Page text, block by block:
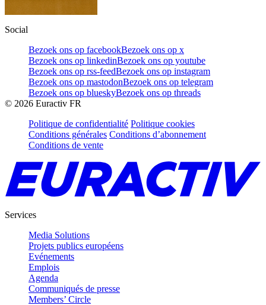
Social
Bezoek ons op facebookBezoek ons op x
Bezoek ons op linkedinBezoek ons op youtube
Bezoek ons op rss-feedBezoek ons op instagram
Bezoek ons op mastodonBezoek ons op telegram
Bezoek ons op blueskyBezoek ons op threads
© 2026 Euractiv FR
Politique de confidentialité Politique cookies
Conditions générales Conditions d’abonnement
Conditions de vente
Services
Media Solutions
Projets publics européens
Evénements
Emplois
Agenda
Communiqués de presse
Members’ Circle